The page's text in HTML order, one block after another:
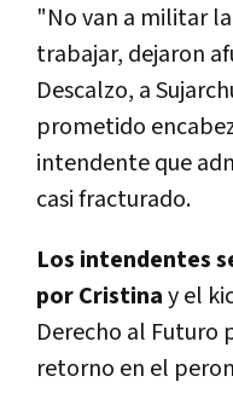
"No van a militar
trabajar, dejaron
Descalzo, a
prometido
intendente que
casi fracturado.
Los intendentes
por Cristinay el
Derecho al Futuro
retorno en el